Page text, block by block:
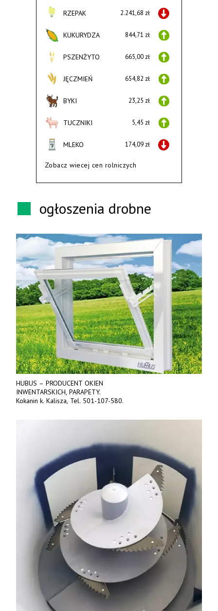
RZEPAK 2.241,68 zł
KUKURYDZA 844,71 zł
PSZENŻYTO 665,00 zł
JĘCZMIEŃ 654,82 zł
BYKI 23,25 zł
TUCZNIKI 5,45 zł
MLEKO 174,09 zł
Zobacz wiecej cen rolniczych
ogłoszenia drobne
HUBUS – PRODUCENT OKIEN
INWENTARSKICH, PARAPETY.
Kokanin k. Kalisza, Tel. 501-107-580.